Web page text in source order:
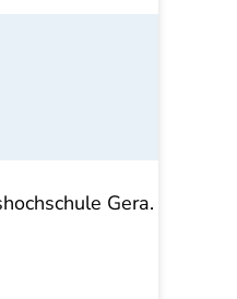
Gera.